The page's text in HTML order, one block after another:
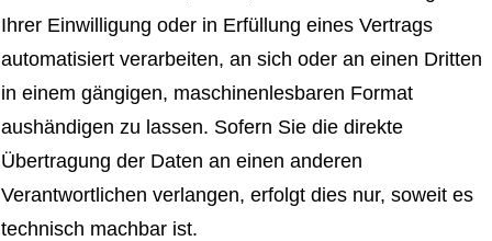
Ihrer Einwilligung oder in Erfüllung eines Vertrags
automatisiert verarbeiten, an sich oder an einen Dritten
in einem gängigen, maschinenlesbaren Format
aushändigen zu lassen. Sofern Sie die direkte
Übertragung der Daten an einen anderen
Verantwortlichen verlangen, erfolgt dies nur, soweit es
technisch machbar ist.